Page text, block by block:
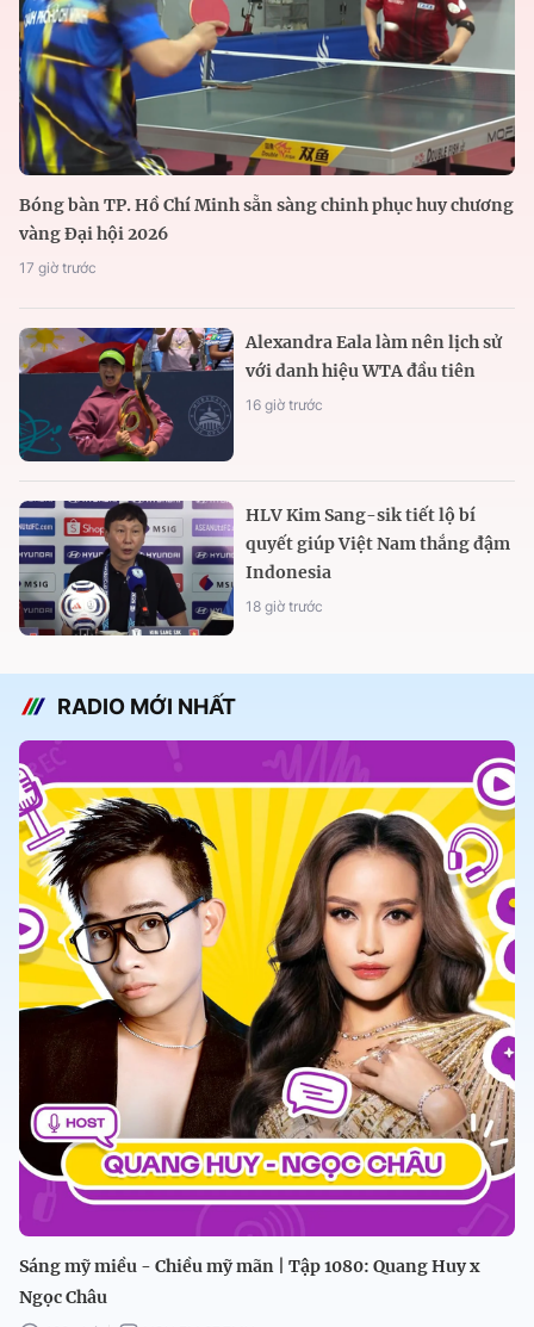
Bóng bàn TP. Hồ Chí Minh sẵn sàng chinh phục huy chương
vàng Đại hội 2026
17 giờ trước
Alexandra Eala làm nên lịch sử
với danh hiệu WTA đầu tiên
16 giờ trước
HLV Kim Sang-sik tiết lộ bí
quyết giúp Việt Nam thắng đậm
Indonesia
18 giờ trước
RADIO MỚI NHẤT
Sáng mỹ miều - Chiều mỹ mãn | Tập 1080: Quang Huy x
Ngọc Châu